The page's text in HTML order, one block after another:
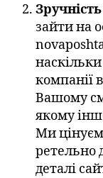
зайти на
компанії
Вашому
якому
Ми
ретельно
деталі